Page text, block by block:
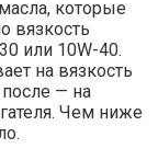
которые
вязкость
или 10W-40.
на вязкость
после — на
Чем ниже